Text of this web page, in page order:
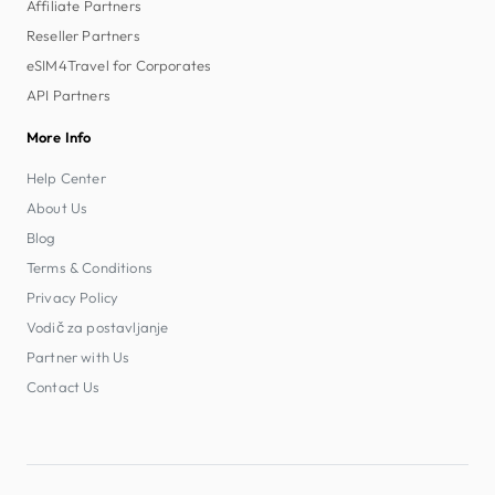
Affiliate Partners
Reseller Partners
eSIM4Travel for Corporates
API Partners
More Info
Help Center
About Us
Blog
Terms & Conditions
Privacy Policy
Vodič za postavljanje
Partner with Us
Contact Us